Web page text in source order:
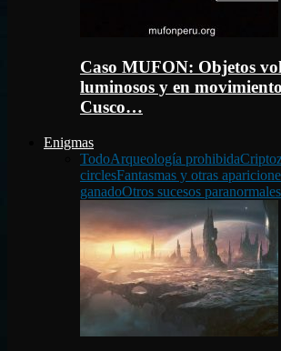
Caso MUFON: Objetos
luminosos y en
Cusco…
Enigmas
TodoArqueología prohibida
circlesFantasmas y otras
ganadoOtros sucesos paranormales